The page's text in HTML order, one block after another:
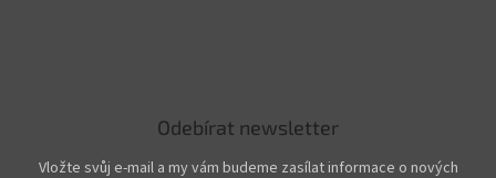
Odebírat newsletter
Vložte svůj e-mail a my vám budeme zasílat informace o nových